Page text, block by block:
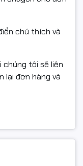
khi không hoạt
in, giúp
– In ấn
khác nhau mà
chú thích và
chúng tôi sẽ liên
lại đơn hàng và